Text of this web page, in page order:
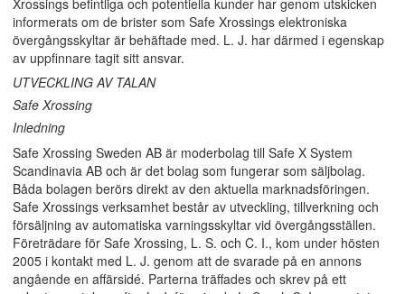
Xrossings befintliga och potentiella kunder har genom utskicken
informerats om de brister som Safe Xrossings elektroniska
övergångsskyltar är behäftade med. L. J. har därmed i egenskap
av uppfinnare tagit sitt ansvar.
UTVECKLING AV TALAN
Safe Xrossing
Inledning
Safe Xrossing Sweden AB är moderbolag till Safe X System
Scandinavia AB och är det bolag som fungerar som säljbolag.
Båda bolagen berörs direkt av den aktuella marknadsföringen.
Safe Xrossings verksamhet består av utveckling, tillverkning och
försäljning av automatiska varningsskyltar vid övergångsställen.
Företrädare för Safe Xrossing, L. S. och C. I., kom under hösten
2005 i kontakt med L. J. genom att de svarade på en annons
angående en affärsidé. Parterna träffades och skrev på ett